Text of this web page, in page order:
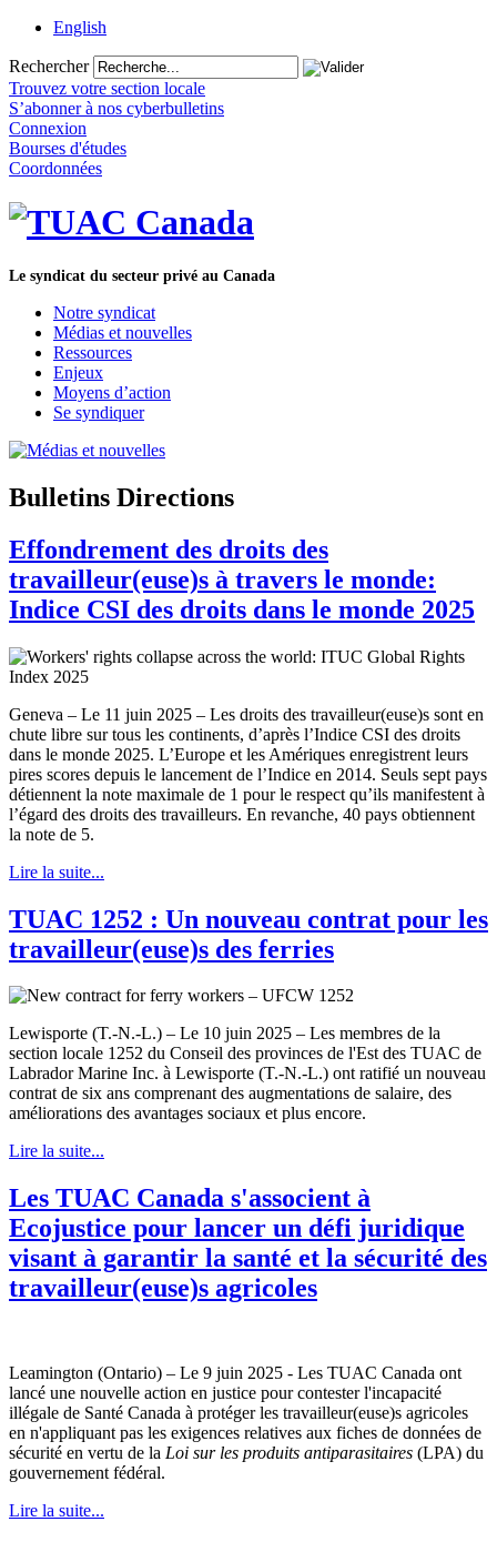
English
Rechercher
Trouvez votre section locale
S’abonner à nos cyberbulletins
Connexion
Bourses d'études
Coordonnées
Le syndicat du secteur privé au Canada
Notre syndicat
Médias et nouvelles
Ressources
Enjeux
Moyens d’action
Se syndiquer
Bulletins Directions
Effondrement des droits des
travailleur(euse)s à travers le monde:
Indice CSI des droits dans le monde 2025
Geneva – Le 11 juin 2025 – Les droits des travailleur(euse)s sont en
chute libre sur tous les continents, d’après l’Indice CSI des droits
dans le monde 2025. L’Europe et les Amériques enregistrent leurs
pires scores depuis le lancement de l’Indice en 2014. Seuls sept pays
détiennent la note maximale de 1 pour le respect qu’ils manifestent à
l’égard des droits des travailleurs. En revanche, 40 pays obtiennent
la note de 5.
Lire la suite...
TUAC 1252 : Un nouveau contrat pour les
travailleur(euse)s des ferries
Lewisporte (T.-N.-L.) – Le 10 juin 2025 – Les membres de la
section locale 1252 du Conseil des provinces de l'Est des TUAC de
Labrador Marine Inc. à Lewisporte (T.-N.-L.) ont ratifié un nouveau
contrat de six ans comprenant des augmentations de salaire, des
améliorations des avantages sociaux et plus encore.
Lire la suite...
Les TUAC Canada s'associent à
Ecojustice pour lancer un défi juridique
visant à garantir la santé et la sécurité des
travailleur(euse)s agricoles
Leamington (Ontario) – Le 9 juin 2025 - Les TUAC Canada ont
lancé une nouvelle action en justice pour contester l'incapacité
illégale de Santé Canada à protéger les travailleur(euse)s agricoles
en n'appliquant pas les exigences relatives aux fiches de données de
sécurité en vertu de la Loi sur les produits antiparasitaires (LPA) du
gouvernement fédéral.
Lire la suite...